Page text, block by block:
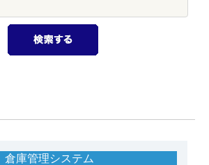
倉庫管理システム